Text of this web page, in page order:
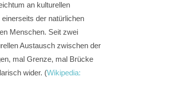
an kulturellen
der natürlichen
Menschen. Seit zwei
Austausch zwischen der
mal Grenze, mal Brücke
wider. (Wikipedia: